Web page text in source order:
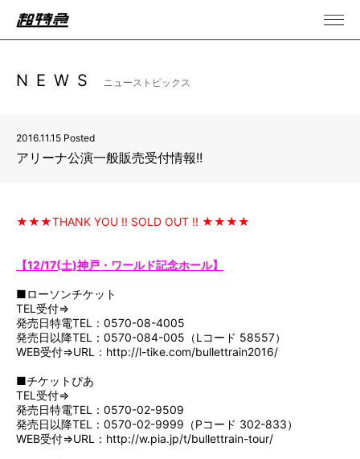
NEWS ニューストピックス
2016.11.15 Posted
アリーナ公演一般販売受付情報!!
★★★THANK YOU !! SOLD OUT !! ★★★★
【12/17(土)神戸・ワールド記念ホール】
■ローソンチケット
TEL受付⇒
発売日特電TEL：0570-08-4005
発売日以降TEL：0570-084-005（Lコード 58557）
WEB受付⇒URL： http://l-tike.com/bullettrain2016/
■チケットぴあ
TEL受付⇒
発売日特電TEL：0570-02-9509
発売日以降TEL：0570-02-9999（Pコード 302-833）
WEB受付⇒URL： http://w.pia.jp/t/bullettrain-tour/